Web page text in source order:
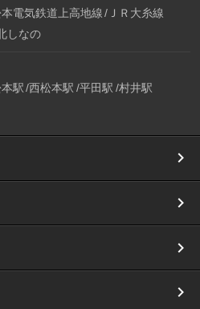
電気鉄道上高地線
ＪＲ大糸線
しなの
駅 西松本駅 平田駅 村井駅